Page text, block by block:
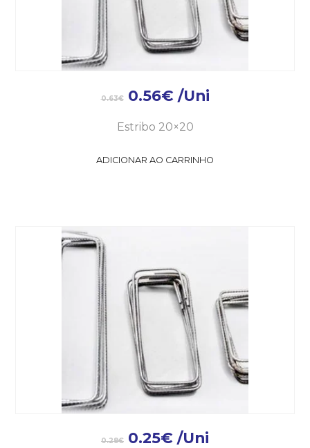
0.63€ 0.56€ /Uni
Estribo 20×20
ADICIONAR AO CARRINHO
0.28€ 0.25€ /Uni